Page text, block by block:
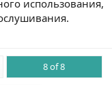
использования,
8 of 8